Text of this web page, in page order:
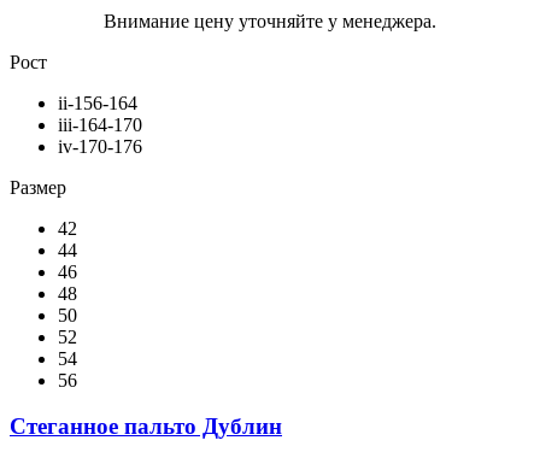
Внимание цену уточняйте у менеджера.
Рост
ii-156-164
iii-164-170
iv-170-176
Размер
42
44
46
48
50
52
54
56
Стеганное пальто Дублин